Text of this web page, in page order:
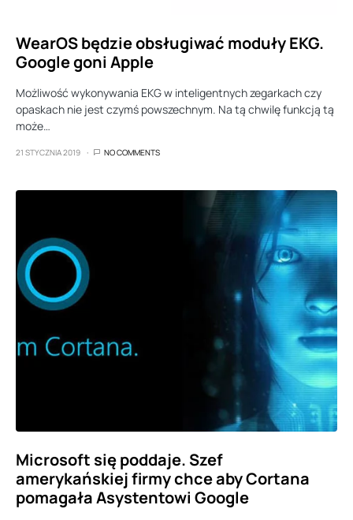
WearOS będzie obsługiwać moduły EKG.
Google goni Apple
Możliwość wykonywania EKG w inteligentnych zegarkach czy
opaskach nie jest czymś powszechnym. Na tą chwilę funkcją tą
może…
21 STYCZNIA 2019 NO COMMENTS
Microsoft się poddaje. Szef
amerykańskiej firmy chce aby Cortana
pomagała Asystentowi Google